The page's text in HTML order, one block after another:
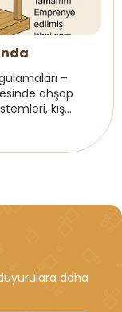
–
ahşap
kış
daha